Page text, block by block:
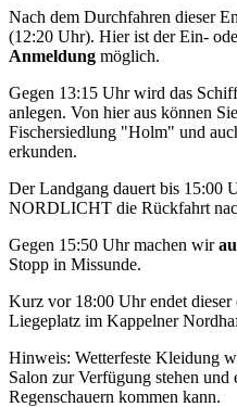
Nach dem Durchfahren dieser
(12:20 Uhr). Hier ist der Ein-
Anmeldung möglich.
Gegen 13:15 Uhr wird das
anlegen. Von hier aus können
Fischersiedlung "Holm" und
erkunden.
Der Landgang dauert bis 15:00
NORDLICHT die Rückfahrt
Gegen 15:50 Uhr machen wir
Stopp in Missunde.
Kurz vor 18:00 Uhr endet dieser
Liegeplatz im Kappelner
Hinweis: Wetterfeste Kleidung
Salon zur Verfügung stehen und
Regenschauern kommen kann.